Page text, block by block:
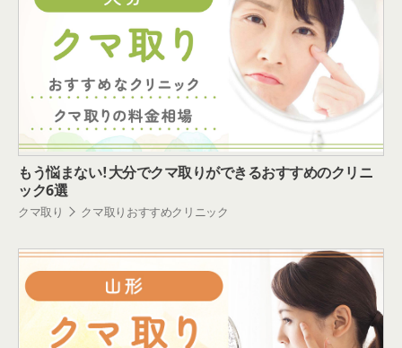
もう悩まない！大分でクマ取りができるおすすめのクリニ
ック6選
クマ取り クマ取りおすすめクリニック